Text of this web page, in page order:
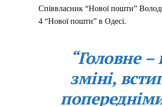
Співвласник “Нової пошти”
4 “Нової пошти” в Одесі.
“Головне
зміні,